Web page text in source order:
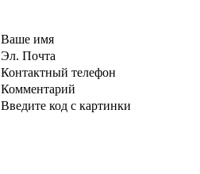
Ваше имя
Эл. Почта
Контактный телефон
Комментарий
Введите код с картинки